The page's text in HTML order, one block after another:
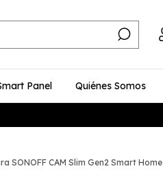
Panel Quiénes Somos
SONOFF CAM Slim Gen2 Smart Home